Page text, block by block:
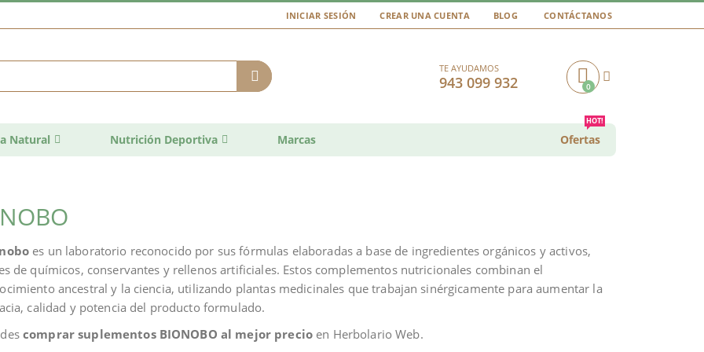
INICIAR SESIÓN CREAR UNA CUENTA BLOG CONTÁCTANOS
TE AYUDAMOS
943 099 932 Cart0
Natural Nutrición Deportiva Marcas Ofertas
HOT!
es un laboratorio reconocido por sus fórmulas elaboradas a base de ingredientes orgánicos y activos,
de químicos, conservantes y rellenos artificiales. Estos complementos nutricionales combinan el
ancestral y la ciencia, utilizando plantas medicinales que trabajan sinérgicamente para aumentar la
calidad y potencia del producto formulado.
comprar suplementos BIONOBO al mejor precio en Herbolario Web.